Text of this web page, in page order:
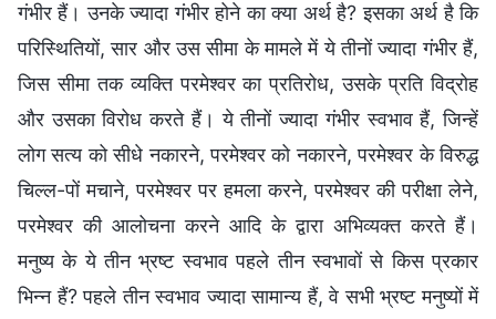
गंभीर हैं। उनके ज्यादा गंभीर होने का क्या अर्थ है? इसका अर्थ है कि
परिस्थितियों, सार और उस सीमा के मामले में ये तीनों ज्यादा गंभीर हैं,
जिस सीमा तक व्यक्ति परमेश्वर का प्रतिरोध, उसके प्रति विद्रोह
और उसका विरोध करते हैं। ये तीनों ज्यादा गंभीर स्वभाव हैं, जिन्हें
लोग सत्य को सीधे नकारने, परमेश्वर को नकारने, परमेश्वर के विरुद्ध
चिल्ल-पों मचाने, परमेश्वर पर हमला करने, परमेश्वर की परीक्षा लेने,
परमेश्वर की आलोचना करने आदि के द्वारा अभिव्यक्त करते हैं।
मनुष्य के ये तीन भ्रष्ट स्वभाव पहले तीन स्वभावों से किस प्रकार
भिन्न हैं? पहले तीन स्वभाव ज्यादा सामान्य हैं, वे सभी भ्रष्ट मनुष्यों में